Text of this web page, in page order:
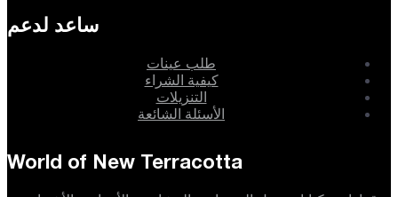
ساعد لدعم
طلب عينات
كيفية الشراء
التنزيلات
الأسئلة الشائعة
World of New Terracotta